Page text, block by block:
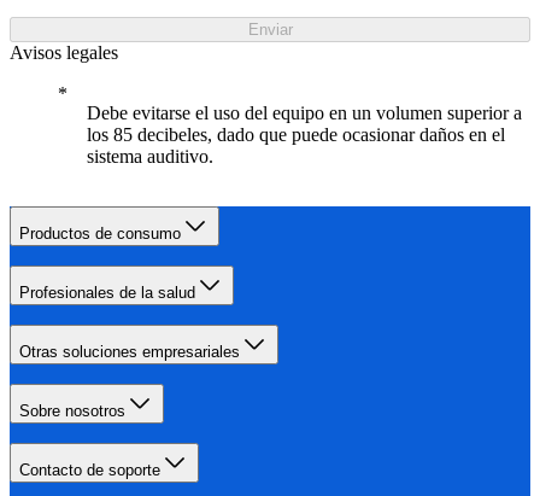
Enviar
Avisos legales
Debe evitarse el uso del equipo en un volumen superior a
los 85 decibeles, dado que puede ocasionar daños en el
sistema auditivo.
Productos de consumo
Profesionales de la salud
Otras soluciones empresariales
Sobre nosotros
Contacto de soporte